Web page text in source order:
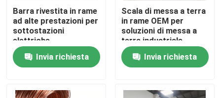
Prodotti
Video
Chi siamo
Barra rivestita in rame
ad alte prestazioni per
sottostazioni
elettriche
Invia richiesta
Scala di messa a terra
in rame OEM per
soluzioni di messa a
terra industriale
Invia richiesta